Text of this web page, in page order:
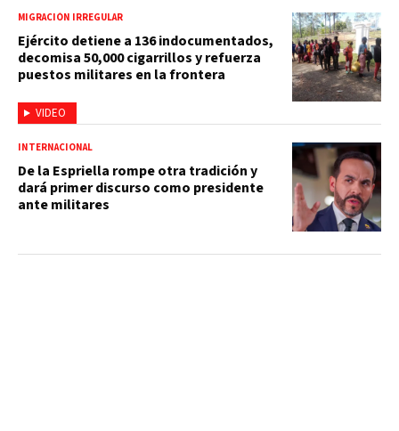
VIDEO
MIGRACIÓN IRREGULAR
Ejército detiene a 136 indocumentados,
decomisa 50,000 cigarrillos y refuerza
puestos militares en la frontera
INTERNACIONAL
De la Espriella rompe otra tradición y
dará primer discurso como presidente
ante militares